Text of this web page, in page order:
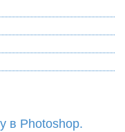
в Photoshop.